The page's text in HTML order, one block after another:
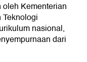
Kementerian
nasional,
dari